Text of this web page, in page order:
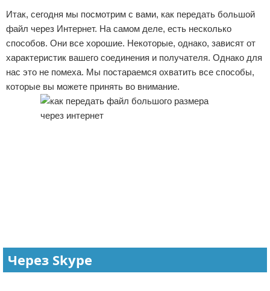
Отказ от ответственности
Итак, сегодня мы посмотрим с вами, как передать большой
файл через Интернет. На самом деле, есть несколько
способов. Они все хорошие. Некоторые, однако, зависят от
характеристик вашего соединения и получателя. Однако для
нас это не помеха. Мы постараемся охватить все способы,
которые вы можете принять во внимание.
Через Skype